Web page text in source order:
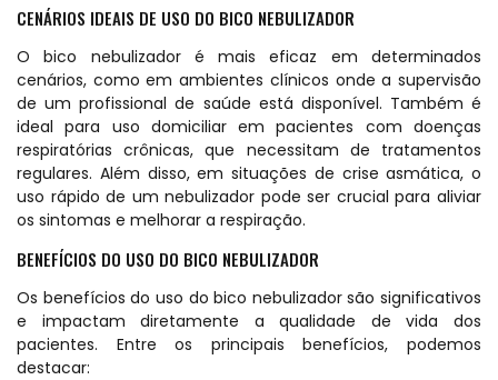
CENÁRIOS IDEAIS DE USO DO BICO NEBULIZADOR
O bico nebulizador é mais eficaz em determinados
cenários, como em ambientes clínicos onde a supervisão
de um profissional de saúde está disponível. Também é
ideal para uso domiciliar em pacientes com doenças
respiratóriascrônicas, que necessitam de tratamentos
regulares. Além disso, em situações de crise asmática, o
uso rápido de um nebulizador pode ser crucial para aliviar
os sintomas e melhorar a respiração.
BENEFÍCIOS DO USO DO BICO NEBULIZADOR
Os benefícios do uso do bico nebulizador são significativos
e impactam diretamente a qualidade de vida dos
pacientes. Entre os principais benefícios, podemos
destacar: